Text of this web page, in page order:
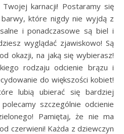
karnacji! Postaramy się
które nigdy nie wyjdą z
i ponadczasowe są biel i
wyglądać zjawiskowo! Są
okazji, na jaką się wybierasz!
rodzaju odcienie brązu i
do większości kobiet!
lubią ubierać się bardziej
szczególnie odcienie
Pamiętaj, że nie ma
czerwieni! Każda z dziewczyn